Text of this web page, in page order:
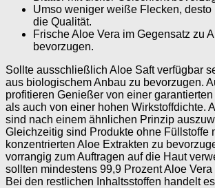
Umso weniger weiße Flecken, desto
die Qualität.
Frische Aloe Vera im Gegensatz zu
bevorzugen.
Sollte ausschließlich Aloe Saft verfügbar
aus biologischem Anbau zu bevorzugen.
profitieren Genießer von einer
als auch von einer hohen Wirkstoffdichte.
sind nach einem ähnlichen Prinzip
Gleichzeitig sind Produkte ohne Füllstoffe
konzentrierten Aloe Extrakten zu
vorrangig zum Auftragen auf die Haut
sollten mindestens 99,9 Prozent Aloe
Bei den restlichen Inhaltsstoffen handelt